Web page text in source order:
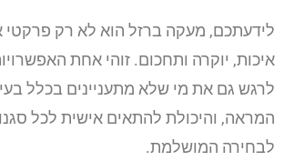
לידעתכם, מעקה ברזל הוא לא רק
איכות, יוקרה ותחכום. זוהי אחת
לרגש גם את מי שלא מתעניינים בכלל
המראה, והיכולת להתאים אישית לכל
לבחירה המושלמת.